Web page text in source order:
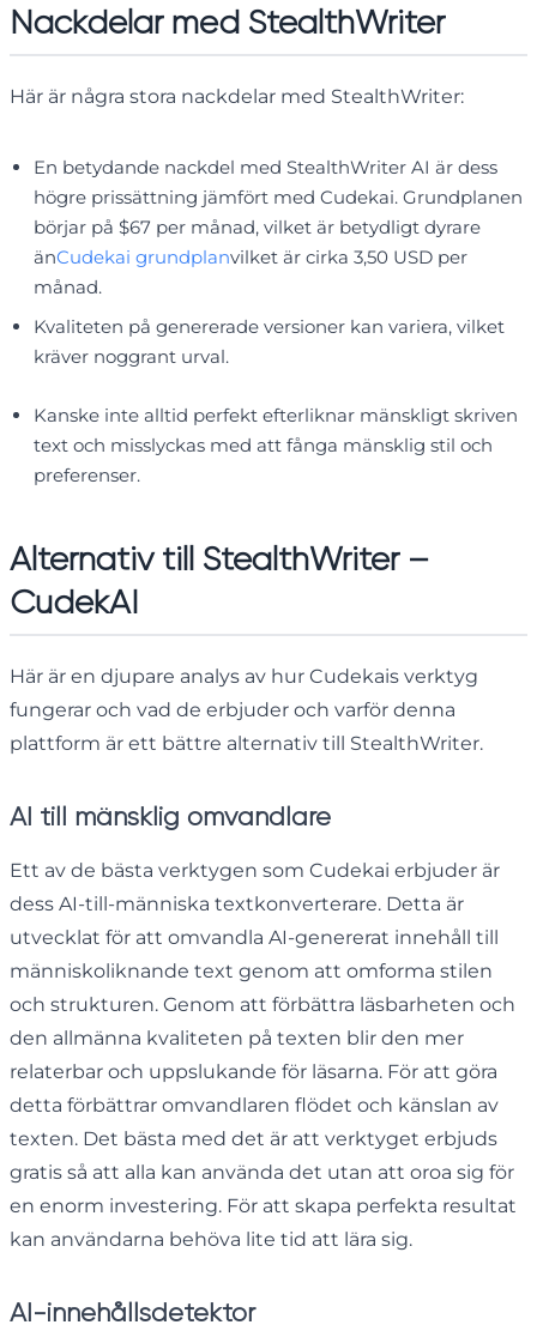
Nackdelar med StealthWriter
Här är några stora nackdelar med StealthWriter:
En betydande nackdel med StealthWriter AI är dess
högre prissättning jämfört med Cudekai. Grundplanen
börjar på $67 per månad, vilket är betydligt dyrare
änCudekai grundplanvilket är cirka 3,50 USD per
månad.
Kvaliteten på genererade versioner kan variera, vilket
kräver noggrant urval.
Kanske inte alltid perfekt efterliknar mänskligt skriven
text och misslyckas med att fånga mänsklig stil och
preferenser.
Alternativ till StealthWriter –
CudekAI
Här är en djupare analys av hur Cudekais verktyg
fungerar och vad de erbjuder och varför denna
plattform är ett bättre alternativ till StealthWriter.
AI till mänsklig omvandlare
Ett av de bästa verktygen som Cudekai erbjuder är
dess AI-till-människa textkonverterare. Detta är
utvecklat för att omvandla AI-genererat innehåll till
människoliknande text genom att omforma stilen
och strukturen. Genom att förbättra läsbarheten och
den allmänna kvaliteten på texten blir den mer
relaterbar och uppslukande för läsarna. För att göra
detta förbättrar omvandlaren flödet och känslan av
texten. Det bästa med det är att verktyget erbjuds
gratis så att alla kan använda det utan att oroa sig för
en enorm investering. För att skapa perfekta resultat
kan användarna behöva lite tid att lära sig.
AI-innehållsdetektor